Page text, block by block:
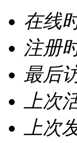
在线
注册
最后
上次
上次